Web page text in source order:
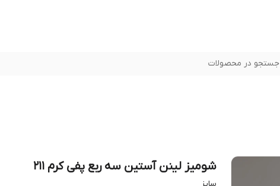
جستجو در محصولات
شومیز لینن آستین سه ربع پفی کرم 211